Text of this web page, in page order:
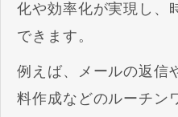
化や効率化が実現し、
できます。
例えば、メールの返信
料作成などのルーチン